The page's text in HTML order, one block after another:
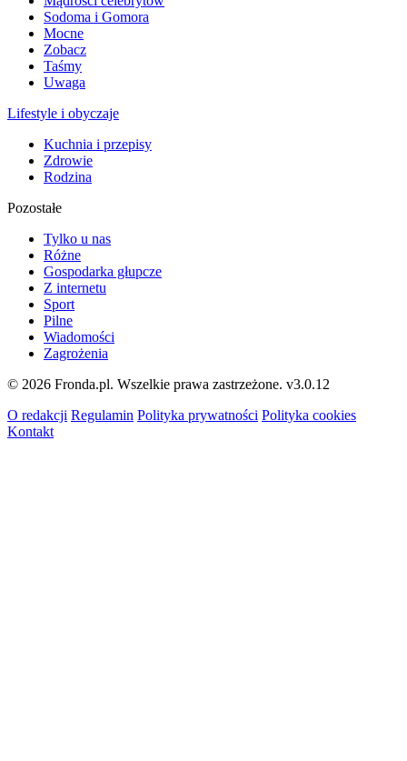
Sodoma i Gomora
Mocne
Zobacz
Taśmy
Uwaga
Lifestyle i obyczaje
Kuchnia i przepisy
Zdrowie
Rodzina
Pozostałe
Tylko u nas
Różne
Gospodarka głupcze
Z internetu
Sport
Pilne
Wiadomości
Zagrożenia
© 2026 Fronda.pl. Wszelkie prawa zastrzeżone. v3.0.12
O redakcji Regulamin Polityka prywatności Polityka cookies
Kontakt